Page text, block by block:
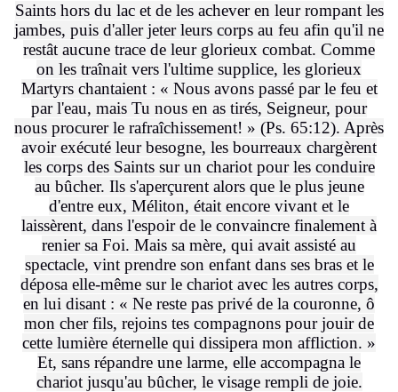
Saints hors du lac et de les achever en leur rompant les
jambes, puis d'aller jeter leurs corps au feu afin qu'il ne
restât aucune trace de leur glorieux combat. Comme
on les traînait vers l'ultime supplice, les glorieux
Martyrs chantaient : « Nous avons passé par le feu et
par l'eau, mais Tu nous en as tirés, Seigneur, pour
nous procurer le rafraîchissement! » (Ps. 65:12). Après
avoir exécuté leur besogne, les bourreaux chargèrent
les corps des Saints sur un chariot pour les conduire
au bûcher. Ils s'aperçurent alors que le plus jeune
d'entre eux, Méliton, était encore vivant et le
laissèrent, dans l'espoir de le convaincre finalement à
renier sa Foi. Mais sa mère, qui avait assisté au
spectacle, vint prendre son enfant dans ses bras et le
déposa elle-même sur le chariot avec les autres corps,
en lui disant : « Ne reste pas privé de la couronne, ô
mon cher fils, rejoins tes compagnons pour jouir de
cette lumière éternelle qui dissipera mon affliction. »
Et, sans répandre une larme, elle accompagna le
chariot jusqu'au bûcher, le visage rempli de joie.